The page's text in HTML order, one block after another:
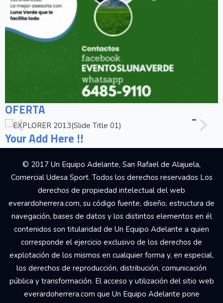
OFERTA
Your Add Here !!
© 2017 Un Equipo Adelante, San Rafael de Alajuela,
Comercial Udesa Sport. Todos los derechos reservados Los
derechos de propiedad intelectual del web
everardoherrera.com, su código fuente, diseño, estructura de
navegación, bases de datos y los distintos elementos en él
contenidos son titularidad de Un Equipo Adelante a quien
corresponde el ejercicio exclusivo de los derechos de
explotación de los mismos en cualquier forma y, en especial,
los derechos de reproducción, distribución, comunicación
pública y transformación. El acceso y utilización del sitio web
everardoherrera.com que Un Equipo Adelante pone